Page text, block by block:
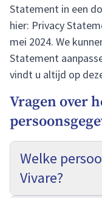
Statement in een
hier: Privacy
mei 2024. We
Statement
vindt u altijd op
Vragen over
Welke
Vivare?